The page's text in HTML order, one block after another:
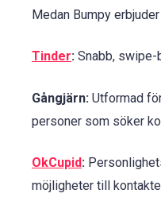
Medan Bumpy
Tinder: Snabb, swipe-
Gångjärn: Utformad
personer som söker
OkCupid:
möjligheter till